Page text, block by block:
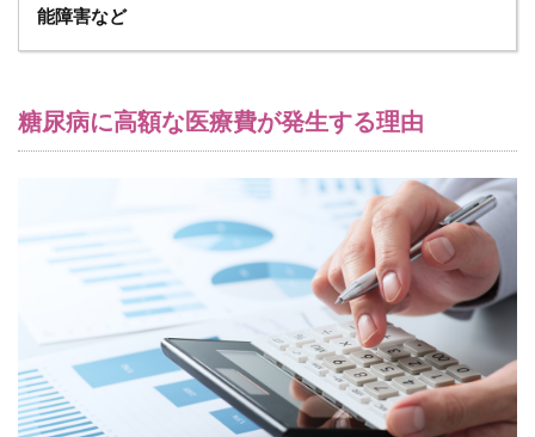
も
い
生活習
慣の変
（２）
長期療
養が必
要な患
能障害など
糖尿病に高額な医療費が発生する理由